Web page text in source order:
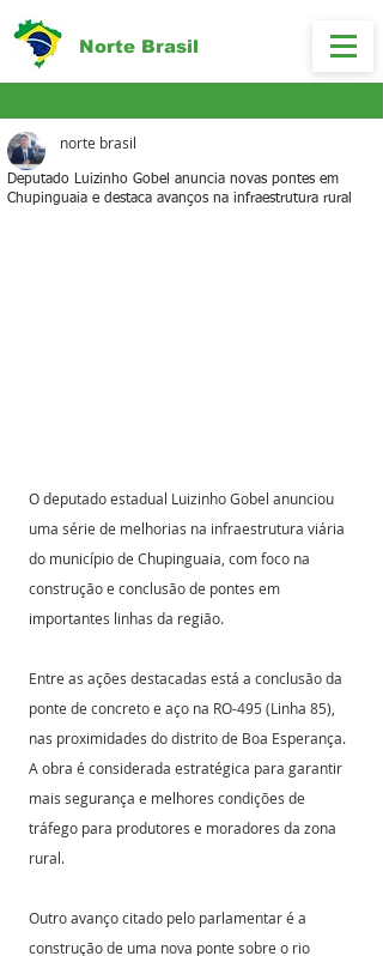
Norte Brasil
Deputado Luizinho Gobel anuncia novas pontes em
Chupinguaia e destaca avanços na infraestrutura rural
norte brasil
O deputado estadual Luizinho Gobel anunciou
uma série de melhorias na infraestrutura viária
do município de Chupinguaia, com foco na
construção e conclusão de pontes em
importantes linhas da região.
Entre as ações destacadas está a conclusão da
ponte de concreto e aço na RO-495 (Linha 85),
nas proximidades do distrito de Boa Esperança.
A obra é considerada estratégica para garantir
mais segurança e melhores condições de
tráfego para produtores e moradores da zona
rural.
Outro avanço citado pelo parlamentar é a
construção de uma nova ponte sobre o rio